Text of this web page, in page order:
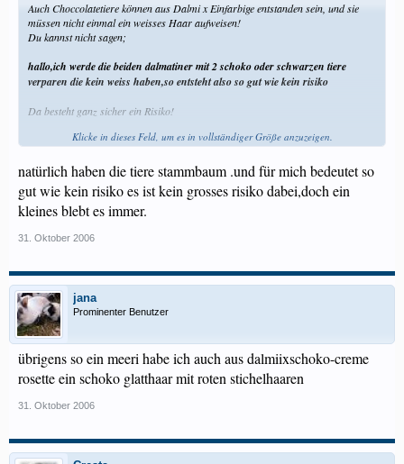
Auch Choccolatetiere können aus Dalmi x Einfarbige entstanden sein, und sie
müssen nicht einmal ein weisses Haar aufweisen!
Du kannst nicht sagen;
hallo,ich werde die beiden dalmatiner mit 2 schoko oder schwarzen tiere
verparen die kein weiss haben,so entsteht also so gut wie kein risiko
Da besteht ganz sicher ein Risiko!
Grüessli DanielaKlicke in dieses Feld, um es in vollständiger Größe anzuzeigen.
natürlich haben die tiere stammbaum .und für mich bedeutet so
gut wie kein risiko es ist kein grosses risiko dabei,doch ein
kleines blebt es immer.
31. Oktober 2006
jana
Prominenter Benutzer
übrigens so ein meeri habe ich auch aus dalmiixschoko-creme
rosette ein schoko glatthaar mit roten stichelhaaren
31. Oktober 2006